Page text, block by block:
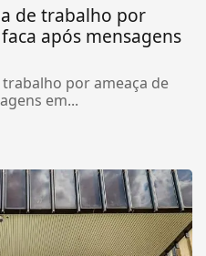
de trabalho por
após mensagens
por ameaça de
em...